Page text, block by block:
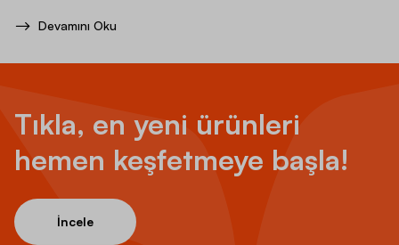
Devamını Oku
Tıkla, en yeni ürünleri
hemen keşfetmeye başla!
İncele